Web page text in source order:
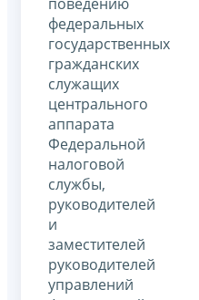
федеральных
государственных
гражданских
служащих
центрального
аппарата
Федеральной
налоговой
службы,
руководителей
и
заместителей
руководителей
управлений